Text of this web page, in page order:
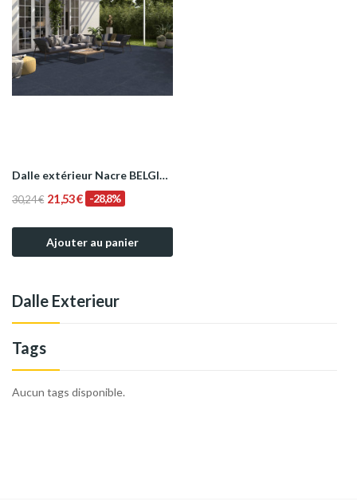
Dalle Exterieur
Tags
Aucun tags disponible.
Dalle extérieur Nacre BELGIUM NERO 2.0 R11...
30,24 € 21,53 € -28,8%
Ajouter au panier